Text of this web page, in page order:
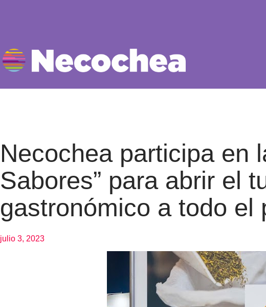
Necochea participa en
Sabores” para abrir el
gastronómico a todo el
julio 3, 2023